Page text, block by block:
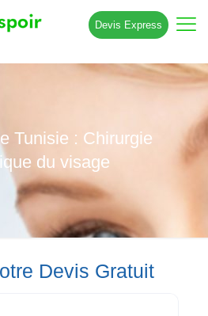
Devis Express
Tunisie : Chirurgie
du visage
Devis Gratuit